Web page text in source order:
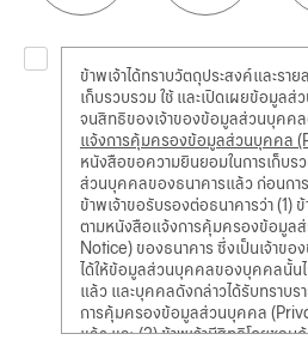
ข้าพเจ้าได้ทราบวัตถุประสงค์และรา
เก็บรวบรวม ใช้ และเปิดเผยข้อมูล
จนสิทธิของเจ้าของข้อมูลส่วนบุคคล
แจ้งการคุ้มครองข้อมูลส่วนบุคคล
หนังสือขอความยินยอมในการเก็บร
ส่วนบุคคลของธนาคารแล้ว ก่อนกา
ข้าพเจ้าขอรับรองต่อธนาคารว่า (1) ข้
ตามหนังสือแจ้งการคุ้มครองข้อมูล
Notice) ของธนาคาร ซึ่งเป็นเจ้าข
ได้ให้ข้อมูลส่วนบุคคลของบุคคลนั้น
แล้ว และบุคคลดังกล่าวได้รับทราบร
การคุ้มครองข้อมูลส่วนบุคคล
แล้ว และ (2) ข้าพเจ้ามีสิทธิโดยชอบ